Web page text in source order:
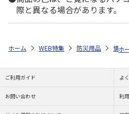
際と異なる場合があります。
ホーム WEB特集 防災用品 情報
ホ
ご利用ガイド よ
お問い合わせ 利